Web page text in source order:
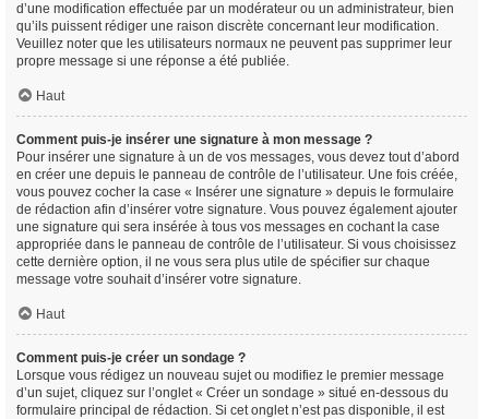
d’une modification effectuée par un modérateur ou un administrateur, bien
qu’ils puissent rédiger une raison discrète concernant leur modification.
Veuillez noter que les utilisateurs normaux ne peuvent pas supprimer leur
propre message si une réponse a été publiée.
Haut
Comment puis-je insérer une signature à mon message ?
Pour insérer une signature à un de vos messages, vous devez tout d’abord
en créer une depuis le panneau de contrôle de l’utilisateur. Une fois créée,
vous pouvez cocher la case « Insérer une signature » depuis le formulaire
de rédaction afin d’insérer votre signature. Vous pouvez également ajouter
une signature qui sera insérée à tous vos messages en cochant la case
appropriée dans le panneau de contrôle de l’utilisateur. Si vous choisissez
cette dernière option, il ne vous sera plus utile de spécifier sur chaque
message votre souhait d’insérer votre signature.
Haut
Comment puis-je créer un sondage ?
Lorsque vous rédigez un nouveau sujet ou modifiez le premier message
d’un sujet, cliquez sur l’onglet « Créer un sondage » situé en-dessous du
formulaire principal de rédaction. Si cet onglet n’est pas disponible, il est